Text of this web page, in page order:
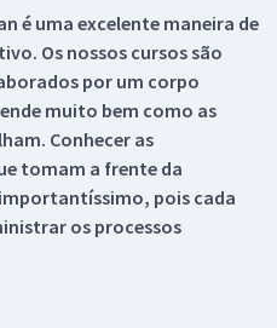
é uma excelente maneira de
Os nossos cursos são
por um corpo
muito bem como as
Conhecer as
tomam a frente da
pois cada
os processos